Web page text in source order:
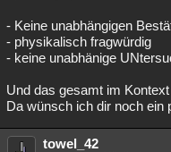
- Keine unabhängigen
- physikalisch fragwürdig
- keine unabhänige
Und das gesamt im
Da wünsch ich dir noch ein
towel_42